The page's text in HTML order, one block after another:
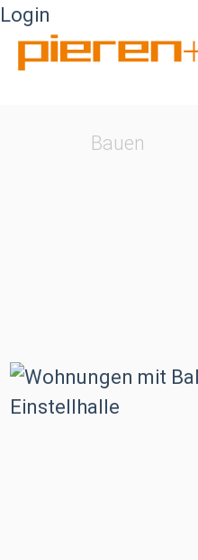
StartseiteBauen
Login